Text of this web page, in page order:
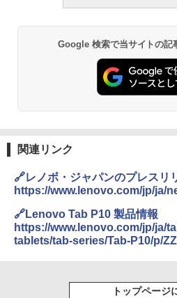
Google 検索で当サイトの記
関連リンク
🔗レノボ・ジャパンのプレスリ
https://www.lenovo.com/jp/ja/
🔗Lenovo Tab P10 製品情報
https://www.lenovo.com/jp/ja/
tablets/tab-series/Tab-P10/p/
トップページ